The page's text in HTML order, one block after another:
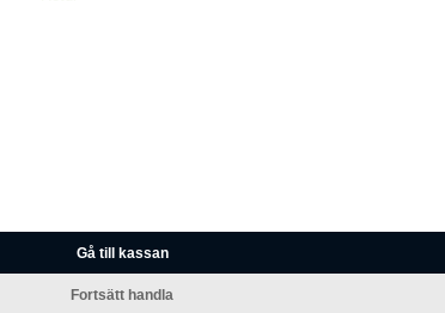
Gå till kassan
Fortsätt handla